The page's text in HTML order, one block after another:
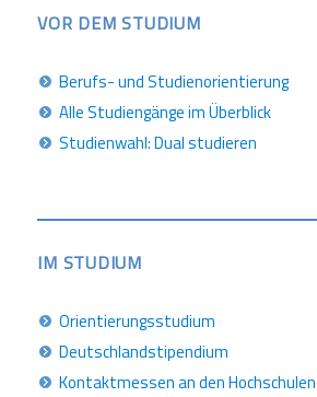
VOR DEM STUDIUM
Berufs- und Studienorientierung
Alle Studiengänge im Überblick
Studienwahl: Dual studieren
IM STUDIUM
Orientierungsstudium
Deutschlandstipendium
Kontaktmessen an den Hochschulen